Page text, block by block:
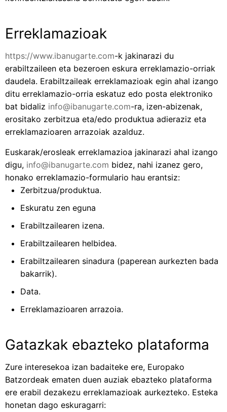
Erreklamazioak
https://www.ibanugarte.com-k jakinarazi du
erabiltzaileen eta bezeroen eskura erreklamazio-orriak
daudela. Erabiltzaileak erreklamazioak egin ahal izango
ditu erreklamazio-orria eskatuz edo posta elektroniko
bat bidaliz info@ibanugarte.com-ra, izen-abizenak,
erositako zerbitzua eta/edo produktua adieraziz eta
erreklamazioaren arrazoiak azalduz.
Euskarak/erosleak erreklamazioa jakinarazi ahal izango
digu, info@ibanugarte.com bidez, nahi izanez gero,
honako erreklamazio-formulario hau erantsiz:
Zerbitzua/produktua.
Eskuratu zen eguna
Erabiltzailearen izena.
Erabiltzailearen helbidea.
Erabiltzailearen sinadura (paperean aurkezten bada
bakarrik).
Data.
Erreklamazioaren arrazoia.
Gatazkak ebazteko plataforma
Zure interesekoa izan badaiteke ere, Europako
Batzordeak ematen duen auziak ebazteko plataforma
ere erabil dezakezu erreklamazioak aurkezteko. Esteka
honetan dago eskuragarri: